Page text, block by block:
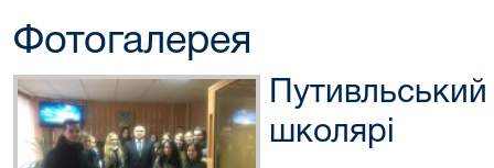
Фотогалерея
школярі